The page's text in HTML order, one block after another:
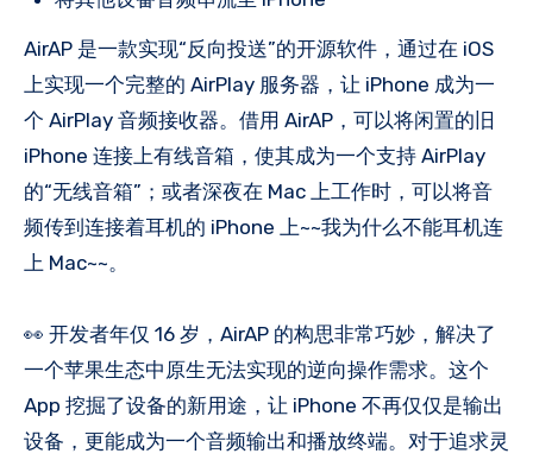
AirAP 是一款实现“反向投送”的开源软件，通过在 iOS
上实现一个完整的 AirPlay 服务器，让 iPhone 成为一
个 AirPlay 音频接收器。借用 AirAP，可以将闲置的旧
iPhone 连接上有线音箱，使其成为一个支持 AirPlay
的“无线音箱”；或者深夜在 Mac 上工作时，可以将音
频传到连接着耳机的 iPhone 上~~我为什么不能耳机连
上 Mac~~。
👀 开发者年仅 16 岁，AirAP 的构思非常巧妙，解决了
一个苹果生态中原生无法实现的逆向操作需求。这个
App 挖掘了设备的新用途，让 iPhone 不再仅仅是输出
设备，更能成为一个音频输出和播放终端。对于追求灵